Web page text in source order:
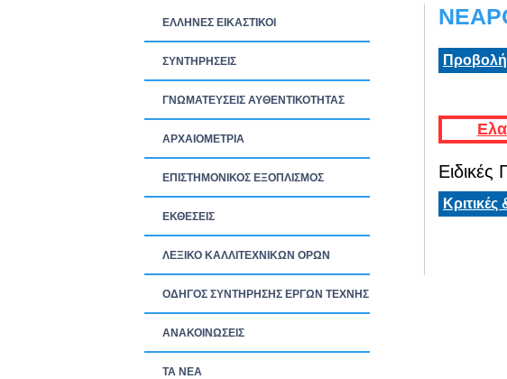
ΕΛΛΗΝΕΣ ΕΙΚΑΣΤΙΚΟΙ
ΣΥΝΤΗΡΗΣΕΙΣ
ΓΝΩΜΑΤΕΥΣΕΙΣ ΑΥΘΕΝΤΙΚΟΤΗΤΑΣ
ΑΡΧΑΙΟΜΕΤΡΙΑ
ΕΠΙΣΤΗΜΟΝΙΚΟΣ ΕΞΟΠΛΙΣΜΟΣ
ΕΚΘΕΣΕΙΣ
ΛΕΞΙΚΟ ΚΑΛΛΙΤΕΧΝΙΚΩΝ ΟΡΩΝ
ΟΔΗΓΟΣ ΣΥΝΤΗΡΗΣΗΣ ΕΡΓΩΝ ΤΕΧΝΗΣ
ΑΝΑΚΟΙΝΩΣΕΙΣ
ΤΑ ΝEΑ
Ειδικές
Κριτικές